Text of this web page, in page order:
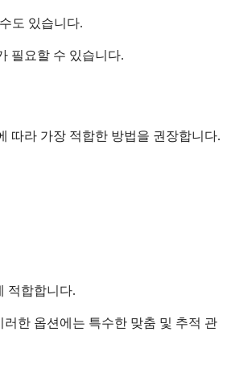
도 있습니다.
필요할 수 있습니다.
따라 가장 적합한 방법을 권장합니다.
적합합니다.
한 옵션에는 특수한 맞춤 및 추적 관